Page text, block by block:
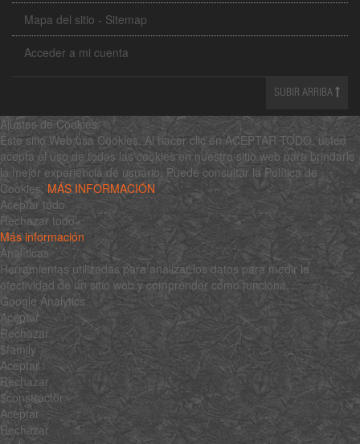
Mapa del sitio - Sitemap
Acceder a mi cuenta
SUBIR ARRIBA
Ajustes de Cookies
Este sitio Web usa Cookies. Al hacer clic en ACEPTAR TODO, usted
acepta el uso de todas las cookies en nuestro sitio web para brindarle
la mejor experiencia de usuario. Puede consultar la Política de
Cookies: MÁS INFORMACIÓN
Aceptar todo
Rechazar todo
Más información
Analíticas
Herramientas utilizadas para analizar los datos para medir la
efectividad de un sitio web y comprender cómo funciona.
Google Analytics
Aceptar
Rechazar
$family
Aceptar
Rechazar
$constructor
Aceptar
Rechazar